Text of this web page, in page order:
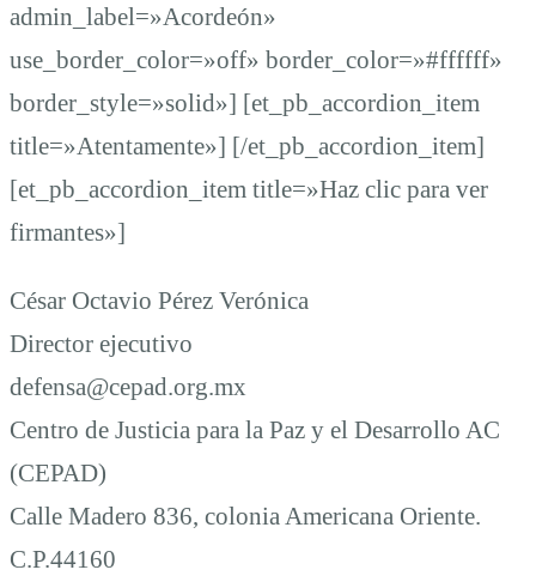
admin_label=»Acordeón»
use_border_color=»off» border_color=»#ffffff»
border_style=»solid»] [et_pb_accordion_item
title=»Atentamente»] [/et_pb_accordion_item]
[et_pb_accordion_item title=»Haz clic para ver
firmantes»]
César Octavio Pérez Verónica
Director ejecutivo
defensa@cepad.org.mx
Centro de Justicia para la Paz y el Desarrollo AC
(CEPAD)
Calle Madero 836, colonia Americana Oriente.
C.P.44160